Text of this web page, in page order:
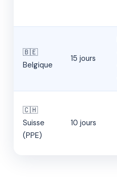
🇧🇪
Belgique
15 jours
🇨🇭
Suisse
(PPE)
10 jours